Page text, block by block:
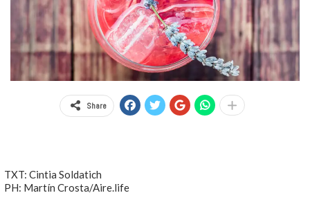
Share
TXT: Cintia Soldatich
PH: Martín Crosta/Aire.life